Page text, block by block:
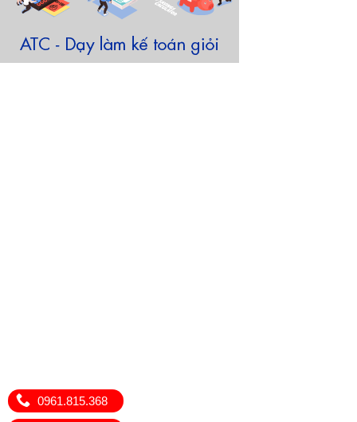
0961.815.368